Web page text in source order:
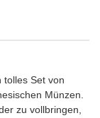
tolles Set von
Münzen.
zu vollbringen,